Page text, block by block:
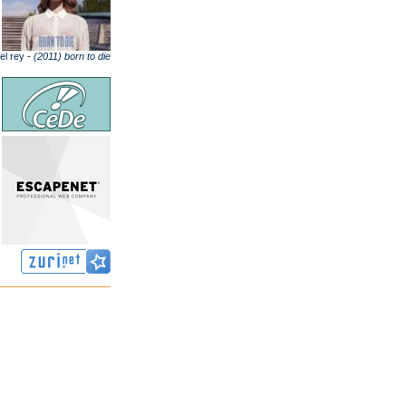
rey - (2011) born to die